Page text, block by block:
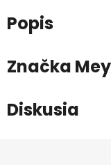
Popis
Značka Mey
Diskusia